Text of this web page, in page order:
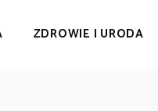
ZDROWIE I URODA